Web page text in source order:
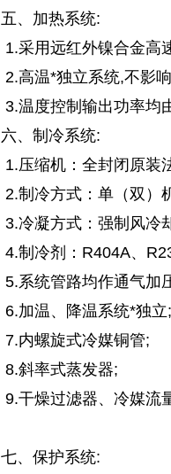
五、加热系统:
1.采用远红外镍合金高
2.高温*独立系统,不影
3.温度控制输出功率均
六、制冷系统:
1.压缩机：全封闭原装
2.制冷方式：单（双）
3.冷凝方式：强制风冷
4.制冷剂：R404A、
5.系统管路均作通气加
6.加温、降温系统*独立;
7.内螺旋式冷媒铜管;
8.斜率式蒸发器;
9.干燥过滤器、冷媒流
七、保护系统: